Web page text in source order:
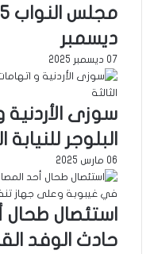
ديسمبر
07 ديسمبر 2025
سوزى الأردنية
البلوجر للنيابة
06 مارس 2025
استئصال طحال
حادث الوفد